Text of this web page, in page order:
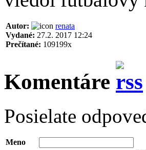
Autor:
renata
Vydané: 27.2. 2017 12:24
Prečítané: 109199x
Komentáre
Posielate
Meno